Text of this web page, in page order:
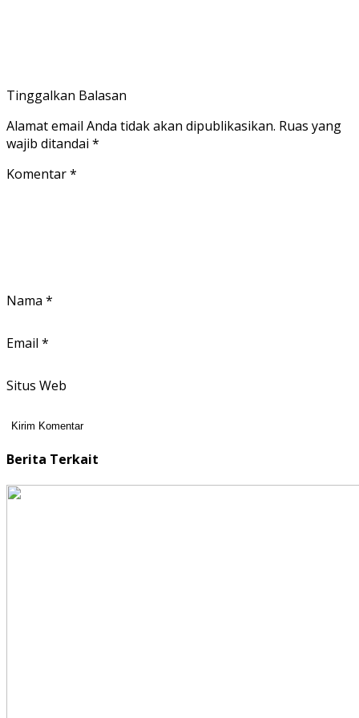
Tinggalkan Balasan
Alamat email Anda tidak akan dipublikasikan. Ruas yang
wajib ditandai *
Komentar*
Nama *
Email *
Situs Web
Berita Terkait